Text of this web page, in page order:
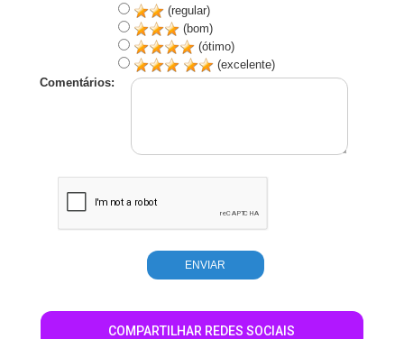
(regular)
(bom)
(ótimo)
(excelente)
Comentários:
COMPARTILHAR REDES SOCIAIS